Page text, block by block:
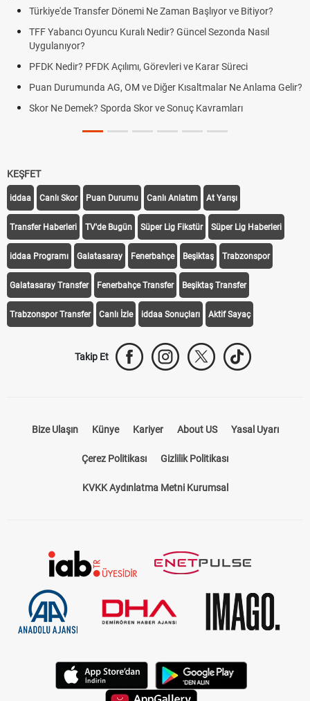
Dönemi Ne Zaman Başlıyor ve Bitiyor?
Kuralı Nedir? Güncel Sezonda Nasıl
Açılımı, Görevleri ve Karar Süreci
AG, OM ve Diğer Kısaltmalar Ne Anlama Gelir?
Sporda Skor ve Sonuç Kavramları
Futbol Nasıl
Deplasman Golü
DGS Sonuçları
KEŞFET
iddaa Canlı Skor Puan Durumu Canlı Anlatım At Yarışı
Transfer Haberleri TV'de Bugün Süper Lig Fikstür Süper Lig Haberleri
iddaa Programı Galatasaray Fenerbahçe Beşiktaş Trabzonspor
Galatasaray Transfer Fenerbahçe Transfer Beşiktaş Transfer
Trabzonspor Transfer Canlı İzle iddaa Sonuçları Aktif Sayaç